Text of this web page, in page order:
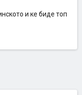
и ке биде топ